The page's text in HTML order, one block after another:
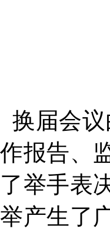
换届会
作报告、
了举手表
举产生了